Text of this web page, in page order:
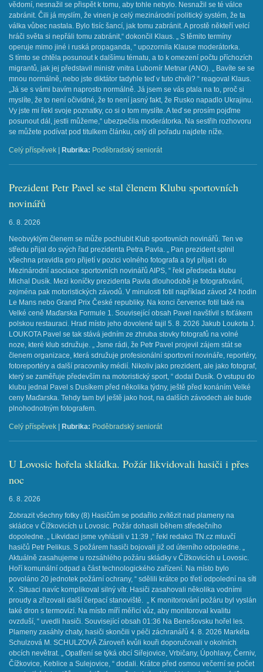
vědomí, nesnažil se přispět k tomu, aby tohle nebylo. Nesnažil se té válce
zabránit. Čili já myslím, že vinen je celý mezinárodní politický systém, že ta
válka vůbec nastala. Bylo tisíc šancí, jak tomu zabránit. A prostě někteří velcí
hráči světa si nepřáli tomu zabránit,“ dokončil Klaus. „ S těmito termíny
operuje mimo jiné i ruská propaganda, “ upozornila Klause moderátorka.
S tímto se chtěla posunout k dalšímu tématu, a to k omezení počtu příchozích
migrantů, jak jej představil ministr vnitra Lubomír Metnar (ANO). „ Bavíte se se
mnou normálně, nebo jste diktátor tadyhle teď v tuto chvíli? “ reagoval Klaus.
„Já se s vámi bavím naprosto normálně. Já jsem se vás ptala na to, proč si
myslíte, že to není očividné, že to není jasný fakt, že Rusko napadlo Ukrajinu.
Vy jste mi řekl svoje poznatky, co si o tom myslíte. A teď se prosím pojďme
posunout dál, jestli můžeme,“ ubezpečila moderátorka. Na sestřih rozhovoru
se můžete podívat pod titulkem článku, celý díl pořadu najdete níže. ​
Celý příspěvek Rubrika: Poděbradský seniorát
Prezident Petr Pavel se stal členem Klubu sportovních
novinářů
6. 8. 2026
Neobvyklým členem se může pochlubit Klub sportovních novinářů. Ten ve
středu přijal do svých řad prezidenta Petra Pavla. „ Pan prezident splnil
všechna pravidla pro přijetí v pozici volného fotografa a byl přijat i do
Mezinárodní asociace sportovních novinářů AIPS, “ řekl předseda klubu
Michal Dusík. Mezi koníčky prezidenta Pavla dlouhodobě je fotografování,
zejména pak motoristických závodů. V minulosti fotil například závod 24 hodin
Le Mans nebo Grand Prix České republiky. Na konci července fotil také na
Velké ceně Maďarska Formule 1. Související obsah Pavel navštívil s foťákem
polskou restauraci. Hrad místo jeho dovolené tajil 5. 8. 2026 Jakub Loukota J.
LOUKOTA ​Pavel se tak stává jedním ze zhruba stovky fotografů na volné
noze, které klub sdružuje. „ Jsme rádi, že Petr Pavel projevil zájem stát se
členem organizace, která sdružuje profesionální sportovní novináře, reportéry,
fotoreportéry a další pracovníky médií. Nikoliv jako prezident, ale jako fotograf,
který se zaměřuje především na motoristický sport, “ dodal Dusík. O vstupu do
klubu jednal Pavel s Dusíkem před několika týdny, ještě před konáním Velké
ceny Maďarska. Tehdy tam byl ještě jako host, na dalších závodech ale bude
plnohodnotným fotografem.
Celý příspěvek Rubrika: Poděbradský seniorát
U Lovosic hořela skládka. Požár likvidovali hasiči i přes
noc
6. 8. 2026
Zobrazit všechny fotky (8) Hasičům se podařilo zvítězit nad plameny na
skládce v Čížkovicích u Lovosic. Požár dohasili během středečního
dopoledne. „ Likvidaci jsme vyhlásili v 11:39 ,“ řekl redakci TN.cz mluvčí
hasičů Petr Pelikus. S požárem hasiči bojovali již od úterního odpoledne. „
Aktuálně zasahujeme u rozsáhlého požáru skládky v Čížkovicích u Lovosic.
Hoří komunální odpad a část technologického zařízení. Na místo bylo
povoláno 20 jednotek požární ochrany, “ sdělili krátce po třetí odpolední na síti
X . Situaci navíc komplikoval silný vítr. Hasiči zasahovali několika vodními
proudy a zřizovali další čerpací stanoviště. „ K monitorování požáru byl vyslán
také dron s termovizí. Na místo míří měřicí vůz, aby monitoroval kvalitu
ovzduší, “ uvedli hasiči. Související obsah 01:36 Na Benešovsku hořel les.
Plameny zasáhly chaty, hasiči skončili v péči záchranářů 4. 8. 2026 Markéta
Schulzová M. SCHULZOVÁ Zároveň kvůli kouři doporučovali v okolních
obcích nevětrat. „ Opatření se týká obcí Siřejovice, Vrbičany, Úpohlavy, Černiv,
Čížkovice, Keblice a Sulejovice, “ dodali. Krátce před osmou večerní se počet